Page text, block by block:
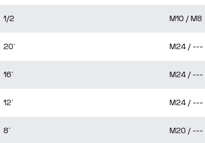
1/2 M10 / M8
20` M24 / ---
16` M24 / ---
12` M24 / ---
8` M20 / ---